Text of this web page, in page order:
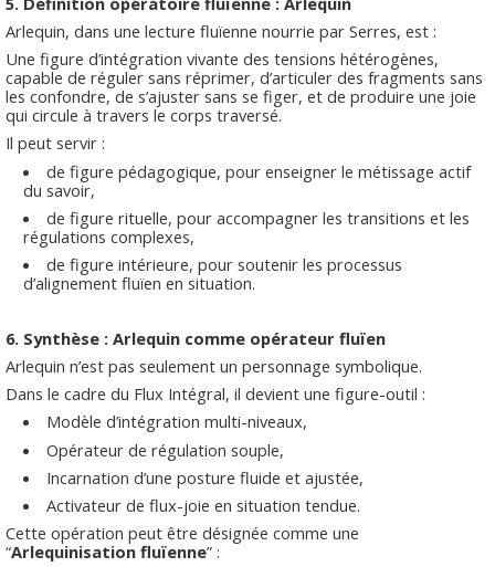
Arlequin, dans une lecture fluïenne nourrie par Serres, est :
Une figure d’intégration vivante des tensions hétérogènes,
capable de réguler sans réprimer, d’articuler des fragments sans
les confondre, de s’ajuster sans se figer, et de produire une joie
qui circule à travers le corps traversé.
Il peut servir :
de figure pédagogique, pour enseigner le métissage actif
du savoir,
de figure rituelle, pour accompagner les transitions et les
régulations complexes,
de figure intérieure, pour soutenir les processus
d’alignement fluïen en situation.
6. Synthèse : Arlequin comme opérateur fluïen
Arlequin n’est pas seulement un personnage symbolique.
Dans le cadre du Flux Intégral, il devient une figure-outil :
Modèle d’intégration multi-niveaux,
Opérateur de régulation souple,
Incarnation d’une posture fluide et ajustée,
Activateur de flux-joie en situation tendue.
Cette opération peut être désignée comme une
“Arlequinisation fluïenne” :